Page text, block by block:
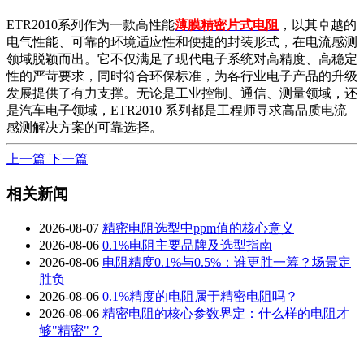
ETR2010系列作为一款高性能薄膜精密片式电阻 ，以其卓越的
电气性能、可靠的环境适应性和便捷的封装形式，在电流感测
领域脱颖而出。它不仅满足了现代电子系统对高精度、高稳定
性的严苛要求，同时符合环保标准，为各行业电子产品的升级
发展提供了有力支撑。无论是工业控制、通信、测量领域，还
是汽车电子领域，ETR2010 系列都是工程师寻求高品质电流
感测解决方案的可靠选择。
上一篇 下一篇
相关新闻
2026-08-07 精密电阻选型中ppm值的核心意义
2026-08-06 0.1%电阻主要品牌及选型指南
2026-08-06 电阻精度0.1%与0.5%：谁更胜一筹？场景定
胜负
2026-08-06 0.1%精度的电阻属于精密电阻吗？
2026-08-06 精密电阻的核心参数界定：什么样的电阻才
够"精密"？